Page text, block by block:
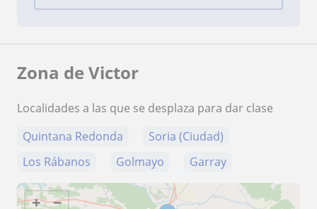
Zona de Victor
Localidades a las que se desplaza para dar clase
Quintana Redonda
Soria (Ciudad)
Los Rábanos
Golmayo Garray
+ −